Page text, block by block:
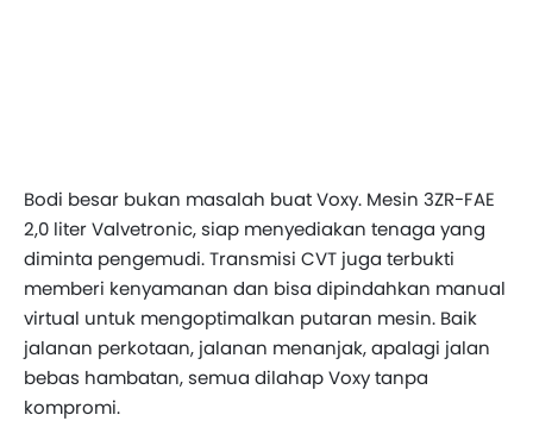
Bodi besar bukan masalah buat Voxy. Mesin 3ZR-FAE
2,0 liter Valvetronic, siap menyediakan tenaga yang
diminta pengemudi. Transmisi CVT juga terbukti
memberi kenyamanan dan bisa dipindahkan manual
virtual untuk mengoptimalkan putaran mesin. Baik
jalanan perkotaan, jalanan menanjak, apalagi jalan
bebas hambatan, semua dilahap Voxy tanpa
kompromi.